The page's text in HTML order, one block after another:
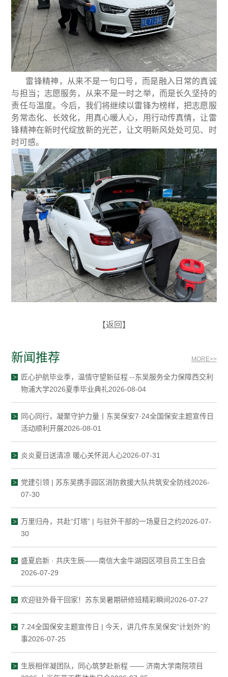
雷锋精神，从来不是一句口号，而是融入日常的真诚
与担当；志愿服务，从来不是一时之举，而是长久坚持的
责任与温度。今后，我们将继续以雷锋为榜样，把志愿服
务常态化、长效化，用真心暖人心，用行动传真情，让雷
锋精神在新时代绽放新的光芒，让文明新风处处可见、时
时可感。
【返回】
新闻推荐 MORE>>
匠心护航毕业季，温情守望新征程 --东吴服务全力保障西交利
物浦大学2026夏季毕业典礼2026-08-04
同心同行，凝聚守护力量丨东吴保安7·24全国保安主题宣传日
活动顺利开展2026-08-01
炎炎夏日送清凉 暖心关怀润人心2026-07-31
党建引领 | 苏东吴携手园区消防救援大队共筑安全防线2026-
07-30
万里归舟，共赴“灯塔” | 与驻外干部的一场夏日之约2026-07-
30
盛夏启新 · 共庆生辰——南信大金牛湖园区项目员工生日会
2026-07-29
欢迎驻外骨干回家！苏东吴暑期研修班精彩瞬间2026-07-27
7.24全国保安主题宣传日 | 今天，讲几件东吴保安“计划外”的
事2026-07-25
生辰相伴凝团队，同心筑梦赴新程 —— 济南大学南院项目